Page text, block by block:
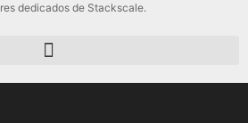
dedicados de Stackscale.